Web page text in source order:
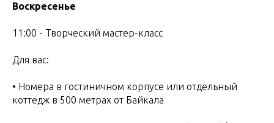
Воскресенье
11:00 - Творческий мастер-класс
Для вас:
• Номера в гостиничном корпусе или отдельный
коттедж в 500 метрах от Байкала